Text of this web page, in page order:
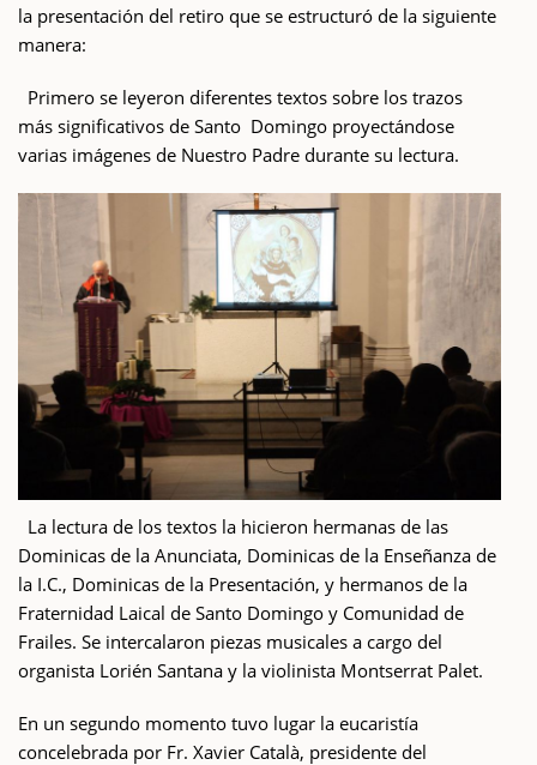
la presentación del retiro que se estructuró de la siguiente
manera:
Primero se leyeron diferentes textos sobre los trazos
más significativos de Santo Domingo proyectándose
varias imágenes de Nuestro Padre durante su lectura.
La lectura de los textos la hicieron hermanas de las
Dominicas de la Anunciata, Dominicas de la Enseñanza de
la I.C., Dominicas de la Presentación, y hermanos de la
Fraternidad Laical de Santo Domingo y Comunidad de
Frailes. Se intercalaron piezas musicales a cargo del
organista Lorién Santana y la violinista Montserrat Palet.
En un segundo momento tuvo lugar la eucaristía
concelebrada por Fr. Xavier Català, presidente del